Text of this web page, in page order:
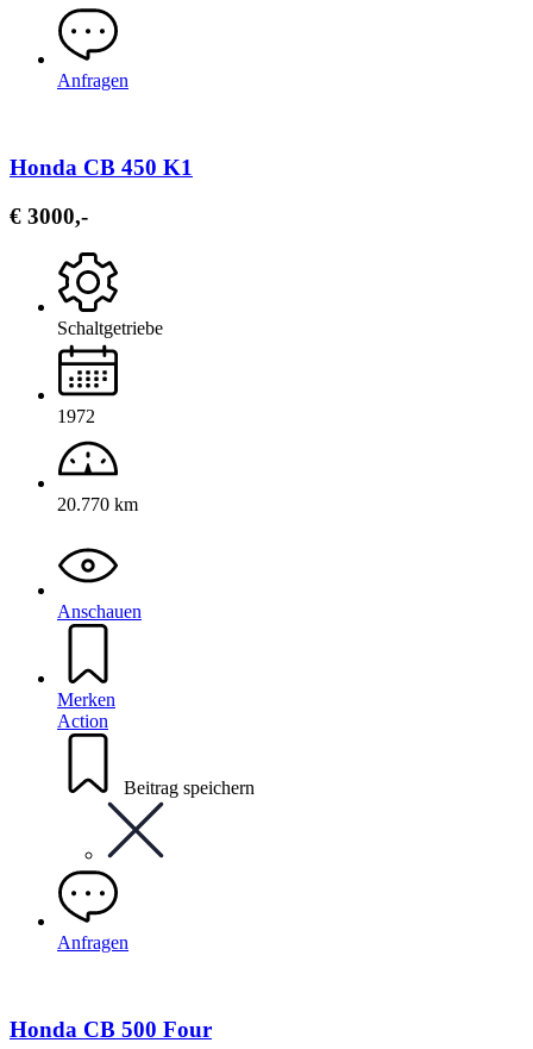
Anfragen
Honda CB 450 K1
€ 3000,-
Schaltgetriebe
1972
20.770 km
Anschauen
Merken
Action
Beitrag speichern
Anfragen
Honda CB 500 Four